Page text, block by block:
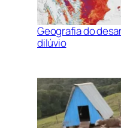
Geografia do
dilúvio